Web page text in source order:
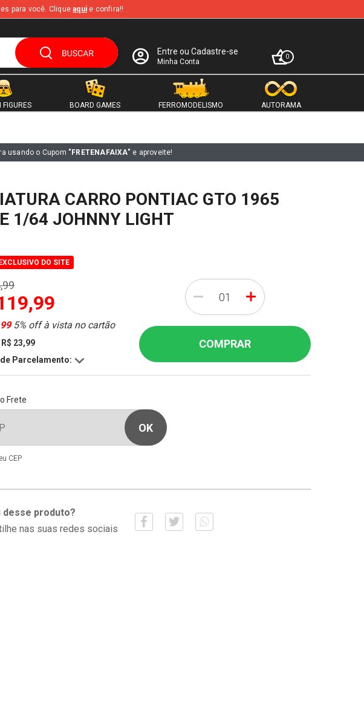
para você. Cliqueaqui e confira!!
Entre ou Cadastre-se
Minha Conta
0
FIGURES BOARD GAMES FERROMODELISMO AUTORAMA
usando o Cupom "FRETENAFAIXA" e aproveite!
CARRO PONTIAC GTO 1965
1/64 JOHNNY LIGHT
DO SITE
5% off à vista no cartão
R$ 23,99
Parcelamento:
- +
COMPRAR
Frete
CEP
desse produto?
nas suas redes sociais